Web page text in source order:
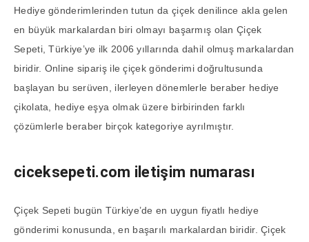
Hediye gönderimlerinden tutun da çiçek denilince akla gelen
en büyük markalardan biri olmayı başarmış olan Çiçek
Sepeti, Türkiye’ye ilk 2006 yıllarında dahil olmuş markalardan
biridir. Online sipariş ile çiçek gönderimi doğrultusunda
başlayan bu serüven, ilerleyen dönemlerle beraber hediye
çikolata, hediye eşya olmak üzere birbirinden farklı
çözümlerle beraber birçok kategoriye ayrılmıştır.
ciceksepeti.com iletişim numarası
Çiçek Sepeti bugün Türkiye’de en uygun fiyatlı hediye
gönderimi konusunda, en başarılı markalardan biridir. Çiçek